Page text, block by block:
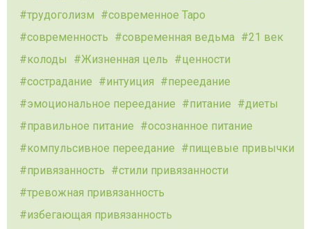
трудоголизм
современное Таро
современность
современная ведьма
21 век
колоды
Жизненная цель
ценности
сострадание
интуиция
переедание
эмоциональное переедание
питание
диеты
правильное питание
осознанное питание
компульсивное переедание
пищевые привычки
привязанность
стили привязанности
тревожная привязанность
избегающая привязанность